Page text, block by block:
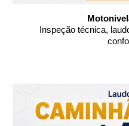
Inspeção técnica,